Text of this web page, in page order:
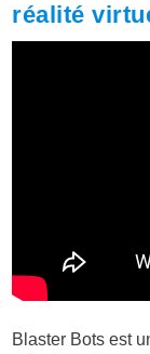
réalité
Blaster Bots est